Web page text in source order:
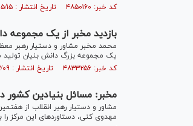
کد خبر: ۴۸۵۰۱۶۰ تاریخ انتشار : ۱۴۰۴/۰۵/۱۵
بازدید مخبر از یک مجموعه
یک مجموعه بزرگ دانش بنیان تولید
کد خبر: ۴۸۳۳۲۵۶ تاریخ انتشار : ۱۴۰۴/۰۲/۰۹
مخبر: مسائل بنیادین کشور
مشاور و دستیار رهبر انقلاب از
مهدوی کنی، دستاورد‌های این مرکز را